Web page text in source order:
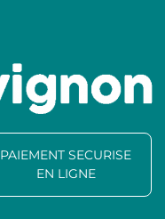
PAIEMENT SECURISE
EN LIGNE